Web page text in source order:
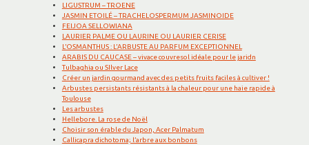
LIGUSTRUM – TROENE
JASMIN ETOILÉ – TRACHELOSPERMUM JASMINOIDE
FEIJOA SELLOWIANA
LAURIER PALME OU LAURINE OU LAURIER CERISE
L’OSMANTHUS : L’ARBUSTE AU PARFUM EXCEPTIONNEL
ARABIS DU CAUCASE – vivace couvresol idéale pour le jaridn
Tulbaghia ou SIlver Lace
Créer un jardin gourmand avec des petits fruits faciles à cultiver !
Arbustes persistants résistants à la chaleur pour une haie rapide à
Toulouse
Les arbustes
Hellebore. La rose de Noël
Choisir son érable du Japon, Acer Palmatum
Callicapra dichotoma; l’arbre aux bonbons